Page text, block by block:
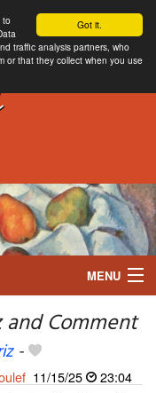
Got it.
to
traffic analysis partners, who
or that they collect when you use
MENU
and Comment
-
11/15/25 23:04